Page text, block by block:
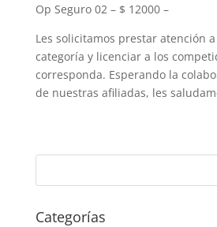
Op Seguro 02 – $ 12000 –
Les solicitamos prestar atención
categoría y licenciar a los
corresponda. Esperando la
de nuestras afiliadas, les
Categorías